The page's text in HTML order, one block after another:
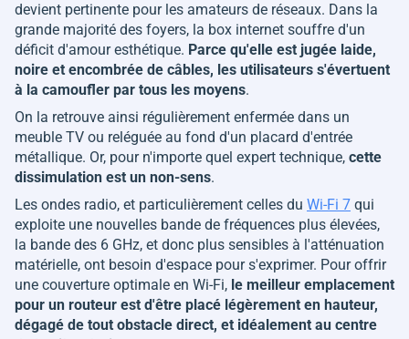
devient pertinente pour les amateurs de réseaux. Dans la
grande majorité des foyers, la box internet souffre d'un
déficit d'amour esthétique. Parce qu'elle est jugée laide,
noire et encombrée de câbles, les utilisateurs s'évertuent
à la camoufler par tous les moyens.
On la retrouve ainsi régulièrement enfermée dans un
meuble TV ou reléguée au fond d'un placard d'entrée
métallique. Or, pour n'importe quel expert technique, cette
dissimulation est un non-sens.
Les ondes radio, et particulièrement celles du Wi-Fi 7 qui
exploite une nouvelles bande de fréquences plus élevées,
la bande des 6 GHz, et donc plus sensibles à l'atténuation
matérielle, ont besoin d'espace pour s'exprimer. Pour offrir
une couverture optimale en Wi-Fi, le meilleur emplacement
pour un routeur est d'être placé légèrement en hauteur,
dégagé de tout obstacle direct, et idéalement au centre